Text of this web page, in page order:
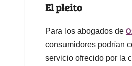
El pleito
Para los abogados de
consumidores podrían
servicio ofrecido por la